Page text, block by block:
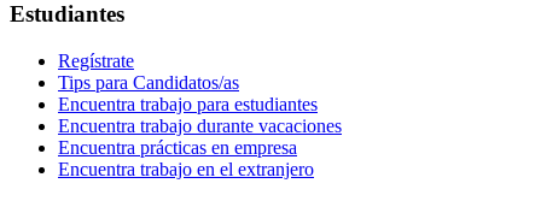
Estudiantes
Regístrate
Tips para Candidatos/as
Encuentra trabajo para estudiantes
Encuentra trabajo durante vacaciones
Encuentra prácticas en empresa
Encuentra trabajo en el extranjero